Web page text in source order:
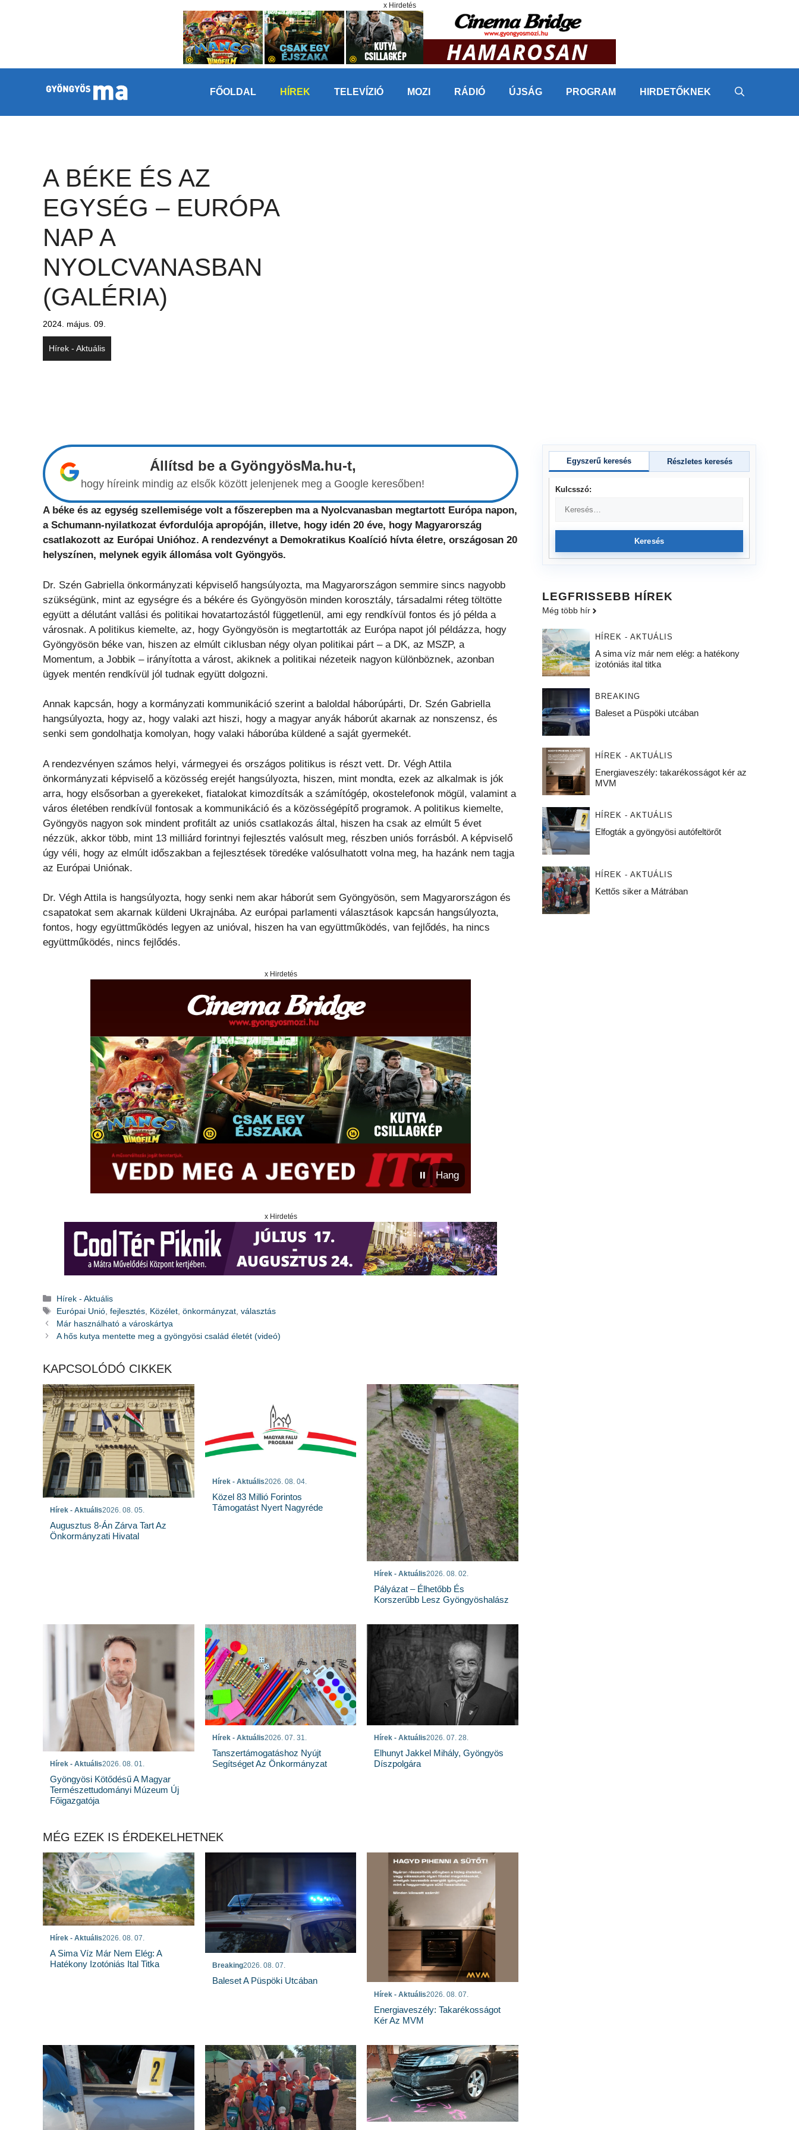
x Hirdetés
FŐOLDAL HÍREK TELEVÍZIÓ MOZI RÁDIÓ ÚJSÁG PROGRAM HIRDETŐKNEK
A BÉKE ÉS AZ
EGYSÉG – EURÓPA
NAP A
NYOLCVANASBAN
(GALÉRIA)
2024. május. 09.
Hírek - Aktuális
Állítsd be a GyöngyösMa.hu-t,
hogy híreink mindig az elsők között jelenjenek meg a Google keresőben!
A béke és az egység szellemisége volt a főszerepben ma a Nyolcvanasban megtartott Európa napon,
a Schumann-nyilatkozat évfordulója apropóján, illetve, hogy idén 20 éve, hogy Magyarország
csatlakozott az Európai Unióhoz. A rendezvényt a Demokratikus Koalíció hívta életre, országosan 20
helyszínen, melynek egyik állomása volt Gyöngyös.
Dr. Szén Gabriella önkormányzati képviselő hangsúlyozta, ma Magyarországon semmire sincs nagyobb
szükségünk, mint az egységre és a békére és Gyöngyösön minden korosztály, társadalmi réteg töltötte
együtt a délutánt vallási és politikai hovatartozástól függetlenül, ami egy rendkívül fontos és jó példa a
városnak. A politikus kiemelte, az, hogy Gyöngyösön is megtartották az Európa napot jól példázza, hogy
Gyöngyösön béke van, hiszen az elmúlt ciklusban négy olyan politikai párt – a DK, az MSZP, a
Momentum, a Jobbik – irányította a várost, akiknek a politikai nézeteik nagyon különböznek, azonban
ügyek mentén rendkívül jól tudnak együtt dolgozni.
Annak kapcsán, hogy a kormányzati kommunikáció szerint a baloldal háborúpárti, Dr. Szén Gabriella
hangsúlyozta, hogy az, hogy valaki azt hiszi, hogy a magyar anyák háborút akarnak az nonszensz, és
senki sem gondolhatja komolyan, hogy valaki háborúba küldené a saját gyermekét.
A rendezvényen számos helyi, vármegyei és országos politikus is részt vett. Dr. Végh Attila
önkormányzati képviselő a közösség erejét hangsúlyozta, hiszen, mint mondta, ezek az alkalmak is jók
arra, hogy elsősorban a gyerekeket, fiatalokat kimozdítsák a számítógép, okostelefonok mögül, valamint a
város életében rendkívül fontosak a kommunikáció és a közösségépítő programok. A politikus kiemelte,
Gyöngyös nagyon sok mindent profitált az uniós csatlakozás által, hiszen ha csak az elmúlt 5 évet
nézzük, akkor több, mint 13 milliárd forintnyi fejlesztés valósult meg, részben uniós forrásból. A képviselő
úgy véli, hogy az elmúlt időszakban a fejlesztések töredéke valósulhatott volna meg, ha hazánk nem tagja
az Európai Uniónak.
Dr. Végh Attila is hangsúlyozta, hogy senki nem akar háborút sem Gyöngyösön, sem Magyarországon és
csapatokat sem akarnak küldeni Ukrajnába. Az európai parlamenti választások kapcsán hangsúlyozta,
fontos, hogy együttműködés legyen az unióval, hiszen ha van együttműködés, van fejlődés, ha nincs
együttműködés, nincs fejlődés.
x Hirdetés
⏸ Hang
x Hirdetés
Kategória
Hírek - Aktuális
Címkék
Európai Unió ,fejlesztés Közélet ,önkormányzat ,választás
Már használható a városkártya
A hős kutya mentette meg a gyöngyösi család életét (videó)
KAPCSOLÓDÓ CIKKEK
Hírek - Aktuális2026. 08. 05.
Augusztus 8-Án Zárva Tart Az
Önkormányzati Hivatal
Hírek - Aktuális2026. 08. 04.
Közel 83 Millió Forintos
Támogatást Nyert Nagyréde
Hírek - Aktuális2026. 08. 02.
Pályázat – Élhetőbb És
Korszerűbb Lesz Gyöngyöshalász
Hírek - Aktuális2026. 08. 01.
Gyöngyösi Kötődésű A Magyar
Természettudományi Múzeum Új
Főigazgatója
Hírek - Aktuális2026. 07. 31.
Tanszertámogatáshoz Nyújt
Segítséget Az Önkormányzat
Hírek - Aktuális2026. 07. 28.
Elhunyt Jakkel Mihály, Gyöngyös
Díszpolgára
MÉG EZEK IS ÉRDEKELHETNEK
Hírek - Aktuális2026. 08. 07.
A Sima Víz Már Nem Elég: A
Hatékony Izotóniás Ital Titka
Breaking2026. 08. 07.
Baleset A Püspöki Utcában
Hírek - Aktuális2026. 08. 07.
Energiaveszély: Takarékosságot
Kér Az MVM
Egyszerű keresés Részletes keresés
Kulcsszó:
Keresés
LEGFRISSEBB HÍREK
Még több hír
HÍREK - AKTUÁLIS
A sima víz már nem elég: a hatékony
izotóniás ital titka
BREAKING
Baleset a Püspöki utcában
HÍREK - AKTUÁLIS
Energiaveszély: takarékosságot kér az
MVM
HÍREK - AKTUÁLIS
Elfogták a gyöngyösi autófeltörőt
HÍREK - AKTUÁLIS
Kettős siker a Mátrában